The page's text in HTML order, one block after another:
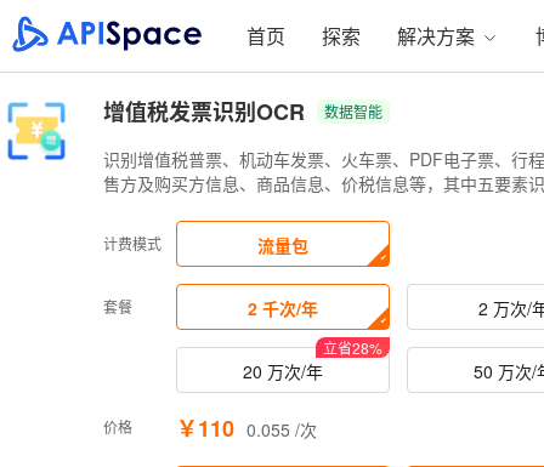
首页 探索 解决方案
增值税发票识别OCR 数据智能
识别增值税普票、机动车发票、火车票、PDF电子票、行
售方及购买方信息、商品信息、价税信息等，其中五要素
计费模式 流量包
套餐 2 千次/年 2 万次/
20 万次/年
立省28%
50 万次/
价格 ￥110 0.055 /次